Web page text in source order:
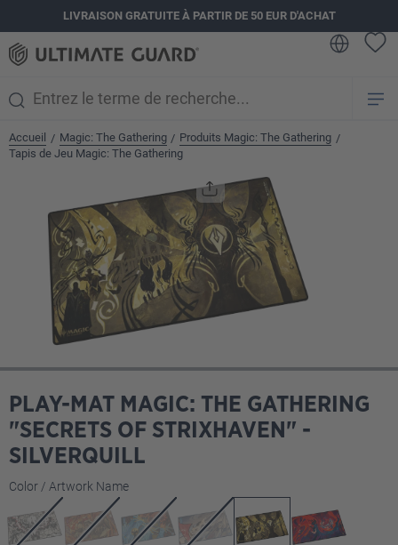
principalLIVRAISON GRATUITE À PARTIR DE 50 EUR D'ACHAT
Accueil / Magic: The Gathering / Produits Magic: The Gathering /
Tapis de Jeu Magic: The Gathering
PLAY-MAT MAGIC: THE GATHERING
"SECRETS OF STRIXHAVEN" -
SILVERQUILL
Sélectionnez
Color / Artwork Name